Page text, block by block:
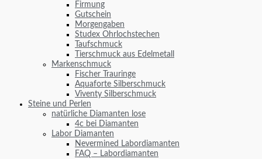
Firmung
Gutschein
Morgengaben
Studex Ohrlochstechen
Taufschmuck
Tierschmuck aus Edelmetall
Markenschmuck
Fischer Trauringe
Aquaforte Silberschmuck
Viventy Silberschmuck
Steine und Perlen
natürliche Diamanten lose
4c bei Diamanten
Labor Diamanten
Nevermined Labordiamanten
FAQ – Labordiamanten